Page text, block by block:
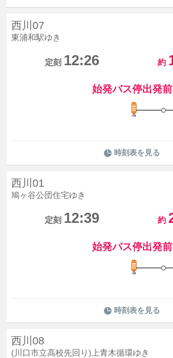
西川07
東浦和駅ゆき
定刻 12:26 約
始発バス停出発前
時刻表を見る
西川01
鳩ヶ谷公団住宅ゆき
定刻 12:39 約
始発バス停出発前
時刻表を見る
西川08
(川口市立高校先回り)上青木循環ゆき